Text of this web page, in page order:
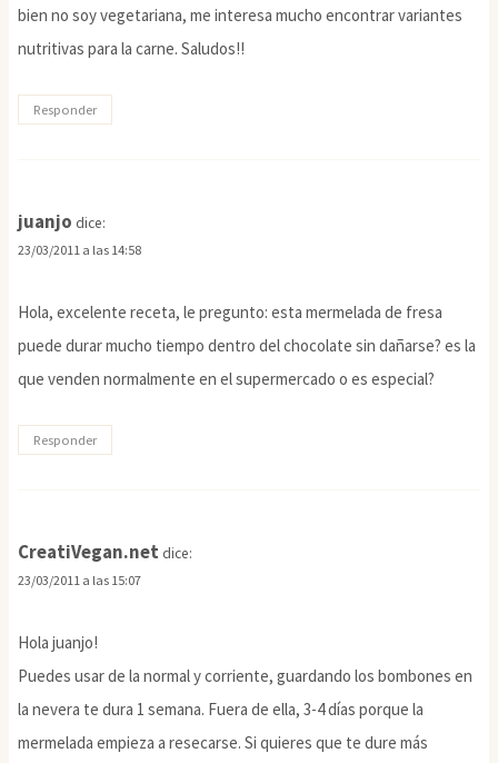
bien no soy vegetariana, me interesa mucho encontrar variantes
nutritivas para la carne. Saludos!!
Responder
juanjo dice:
23/03/2011 a las 14:58
Hola, excelente receta, le pregunto: esta mermelada de fresa
puede durar mucho tiempo dentro del chocolate sin dañarse? es la
que venden normalmente en el supermercado o es especial?
Responder
CreatiVegan.net dice:
23/03/2011 a las 15:07
Hola juanjo!
Puedes usar de la normal y corriente, guardando los bombones en
la nevera te dura 1 semana. Fuera de ella, 3-4 días porque la
mermelada empieza a resecarse. Si quieres que te dure más